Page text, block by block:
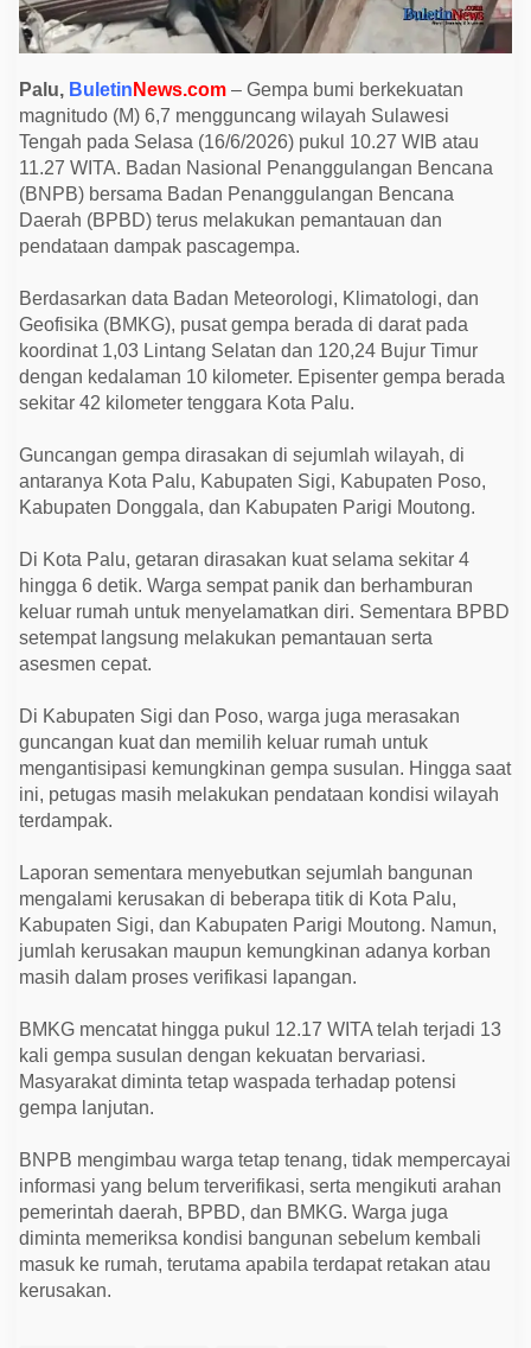
t
u
6
,
7
,
B
M
K
G
C
a
t
t
3
K
a
l
i
s
u
l
a
Palu, Buletin News.com – Gempa bumi berkekuatan
magnitudo (M) 6,7 mengguncang wilayah Sulawesi
Tengah pada Selasa (16/6/2026) pukul 10.27 WIB atau
11.27 WITA. Badan Nasional Penanggulangan Bencana
(BNPB) bersama Badan Penanggulangan Bencana
Daerah (BPBD) terus melakukan pemantauan dan
pendataan dampak pascagempa.
Berdasarkan data Badan Meteorologi, Klimatologi, dan
Geofisika (BMKG), pusat gempa berada di darat pada
koordinat 1,03 Lintang Selatan dan 120,24 Bujur Timur
dengan kedalaman 10 kilometer. Episenter gempa berada
sekitar 42 kilometer tenggara Kota Palu.
Guncangan gempa dirasakan di sejumlah wilayah, di
antaranya Kota Palu, Kabupaten Sigi, Kabupaten Poso,
Kabupaten Donggala, dan Kabupaten Parigi Moutong.
Di Kota Palu, getaran dirasakan kuat selama sekitar 4
hingga 6 detik. Warga sempat panik dan berhamburan
keluar rumah untuk menyelamatkan diri. Sementara BPBD
setempat langsung melakukan pemantauan serta
asesmen cepat.
Di Kabupaten Sigi dan Poso, warga juga merasakan
guncangan kuat dan memilih keluar rumah untuk
mengantisipasi kemungkinan gempa susulan. Hingga saat
ini, petugas masih melakukan pendataan kondisi wilayah
terdampak.
Laporan sementara menyebutkan sejumlah bangunan
mengalami kerusakan di beberapa titik di Kota Palu,
Kabupaten Sigi, dan Kabupaten Parigi Moutong. Namun,
jumlah kerusakan maupun kemungkinan adanya korban
masih dalam proses verifikasi lapangan.
BMKG mencatat hingga pukul 12.17 WITA telah terjadi 13
kali gempa susulan dengan kekuatan bervariasi.
Masyarakat diminta tetap waspada terhadap potensi
gempa lanjutan.
BNPB mengimbau warga tetap tenang, tidak mempercayai
informasi yang belum terverifikasi, serta mengikuti arahan
pemerintah daerah, BPBD, dan BMKG. Warga juga
diminta memeriksa kondisi bangunan sebelum kembali
masuk ke rumah, terutama apabila terdapat retakan atau
kerusakan.